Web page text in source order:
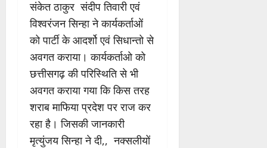
संकेत ठाकुर संदीप तिवारी एवं
विश्वरंजन सिन्हा ने कार्यकर्ताओं
को पार्टी के आदर्शो एवं सिधान्तो से
अवगत कराया। कार्यकर्ताओ को
छत्तीसगढ़ की परिस्थिति से भी
अवगत कराया गया कि किस तरह
शराब माफिया प्रदेश पर राज कर
रहा है। जिसकी जानकारी
मृत्युंजय सिन्हा ने दी,, नक्सलीयों